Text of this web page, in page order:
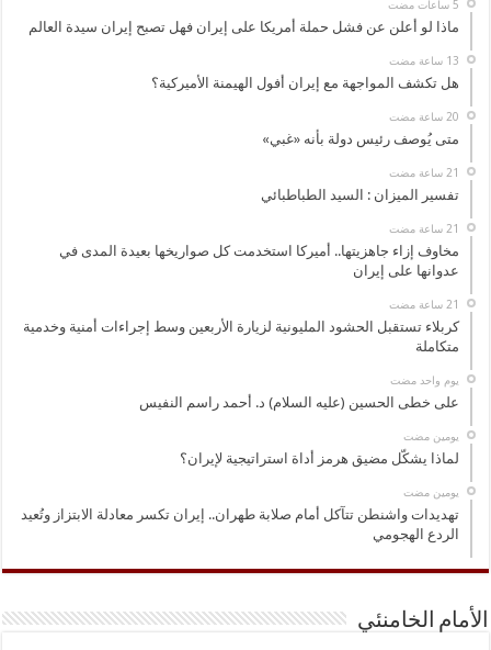
ماذا لو أعلن عن فشل حملة أمريكا على إيران فهل تصبح إيران سيدة العالم
هل تكشف المواجهة مع إيران أفول الهيمنة الأميركية؟
متى يُوصف رئيس دولة بأنه «غبي»
تفسير الميزان : السيد الطباطبائي
مخاوف إزاء جاهزيتها.. أميركا استخدمت كل صواريخها بعيدة المدى في
عدوانها على إيران
كربلاء تستقبل الحشود المليونية لزيارة الأربعين وسط إجراءات أمنية وخدمية
متكاملة
‏يوم واحد مضت
على خطى الحسين (عليه السلام) د. أحمد راسم النفيس
‏يومين مضت
لماذا يشكّل مضيق هرمز أداة استراتيجية لإيران؟
‏يومين مضت
تهديدات واشنطن تتآكل أمام صلابة طهران.. إيران تكسر معادلة الابتزاز وتُعيد
الردع الهجومي
الأمام الخامنئي